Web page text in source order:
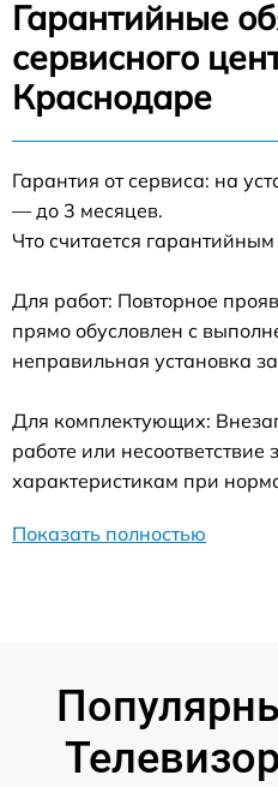
Гарантийные
сервисного
Краснодаре
Гарантия от сервиса: на
— до 3 месяцев.
Что считается
Для работ: Повторное
прямо обусловлен с
неправильная установка
Для комплектующих:
работе или
характеристикам при
Показать полностью